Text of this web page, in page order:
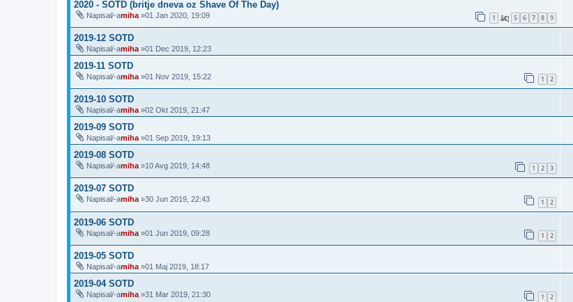
2020 - SOTD (britje dneva oz Shave Of The Day)
Napisal/-amiha »01 Jan 2020, 19:09 1 â€¦ 5 6 7 8 9
2019-12 SOTD
Napisal/-amiha »01 Dec 2019, 12:23
2019-11 SOTD
Napisal/-amiha »01 Nov 2019, 15:22 1 2
2019-10 SOTD
Napisal/-amiha »02 Okt 2019, 21:47
2019-09 SOTD
Napisal/-amiha »01 Sep 2019, 19:13
2019-08 SOTD
Napisal/-amiha »10 Avg 2019, 14:48 1 2 3
2019-07 SOTD
Napisal/-amiha»30 Jun 2019, 22:43 1 2
2019-06 SOTD
Napisal/-amiha »01 Jun 2019, 09:28 1 2
2019-05 SOTD
Napisal/-amiha »01 Maj 2019, 18:17
2019-04 SOTD
Napisal/-amiha »31 Mar 2019, 21:30 1 2